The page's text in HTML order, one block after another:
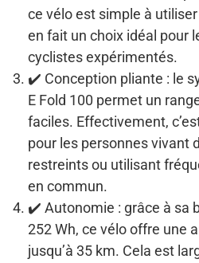
ce vélo est simple à
en fait un choix idéal pour
cyclistes expérimentés.
✔️ Conception pliante : le
E Fold 100 permet un
faciles. Effectivement,
pour les personnes vivant
restreints ou utilisant
en commun.
✔️ Autonomie : grâce à sa
252 Wh, ce vélo offre une
jusqu’à 35 km. Cela est